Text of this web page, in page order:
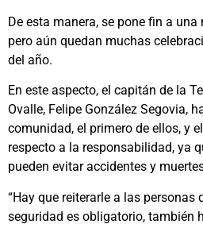
De esta manera, se pone fin a
pero aún quedan muchas
del año.
En este aspecto, el capitán de la
Ovalle, Felipe González Segovia,
comunidad, el primero de ellos, y
respecto a la responsabilidad, ya
pueden evitar accidentes y
“Hay que reiterarle a las personas
seguridad es obligatorio, también